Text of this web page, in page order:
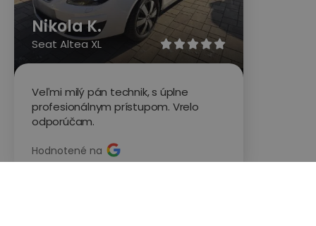
  
Nikola K.
Seat Altea XL
Veľmi milý pán technik, s úplne
profesionálnym prístupom. Vrelo
odporúčam.
Hodnotené na